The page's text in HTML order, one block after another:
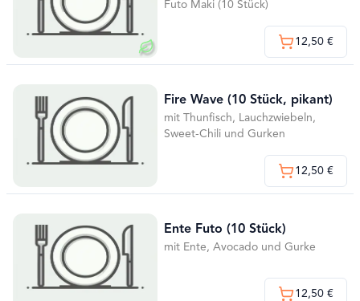
Futo Maki (10 Stück)
12,50 €
Fire Wave (10 Stück, pikant)
mit Thunfisch, Lauchzwiebeln,
Sweet-Chili und Gurken
12,50 €
Ente Futo (10 Stück)
mit Ente, Avocado und Gurke
12,50 €